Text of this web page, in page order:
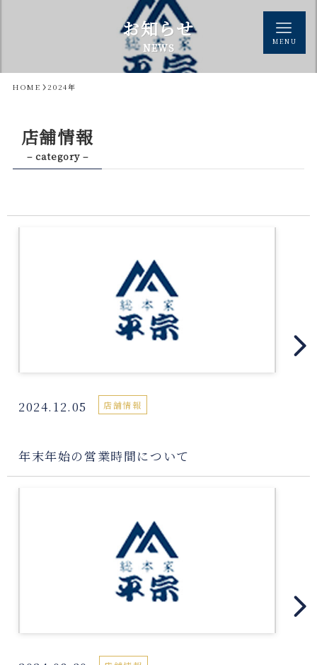
MENU
お知らせ
NEWS
HOME 2024年
店舗情報
– category –
2024.12.05 店舗情報
年末年始の営業時間について